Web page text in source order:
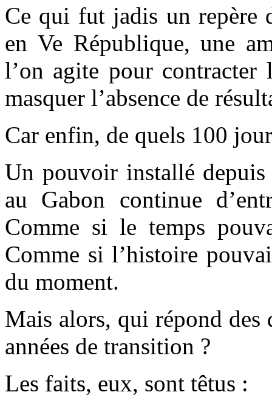
Ce qui fut jadis un repère
en Ve République, une
l’on agite pour contracter
masquer l’absence de
Car enfin, de quels 100
Un pouvoir installé
au Gabon continue
Comme si le temps
Comme si l’histoire
du moment.
Mais alors, qui répond des
années de transition ?
Les faits, eux, sont têtus :